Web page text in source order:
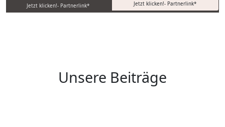
Jetzt klicken!- Partnerlink* Jetzt klicken!- Partnerlink*
Unsere Beiträge